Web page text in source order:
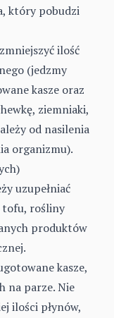
, który pobudzi
ilość
(jedzmy
kasze oraz
ziemniaki,
od nasilenia
organizmu).
uzupełniać
tofu, rośliny
produktów
kasze,
na parze. Nie
ilości płynów,